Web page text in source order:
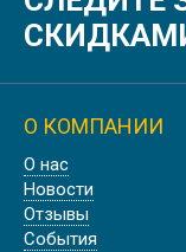
О КОМПАНИИ
О нас
Новости
Отзывы
События